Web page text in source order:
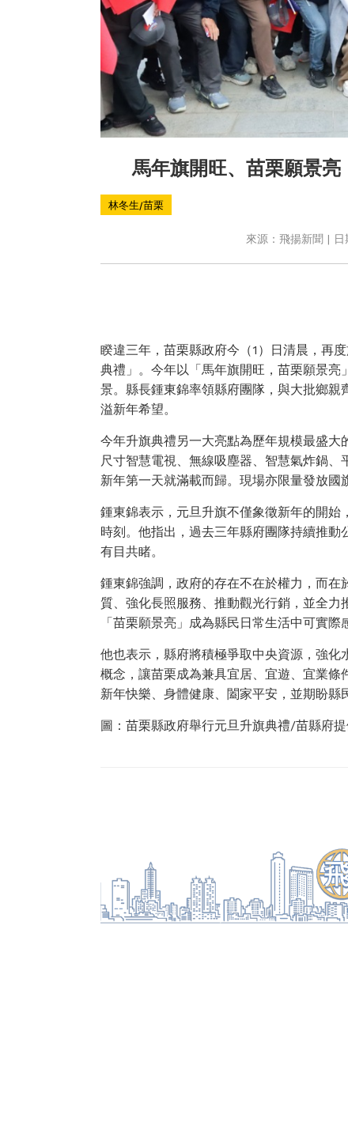
馬年旗開旺、苗栗願景
林冬生/苗栗
來源：飛揚新聞 |
睽違三年，苗栗縣政府今（1）日清晨，再
典禮」。今年以「馬年旗開旺，苗栗願景
景。縣長鍾東錦率領縣府團隊，與大批鄉
溢新年希望。
今年升旗典禮另一大亮點為歷年規模最盛
尺寸智慧電視、無線吸塵器、智慧氣炸鍋、
新年第一天就滿載而歸。現場亦限量發放國
鍾東錦表示，元旦升旗不僅象徵新年的開
時刻。他指出，過去三年縣府團隊持續推
有目共睹。
鍾東錦強調，政府的存在不在於權力，而
質、強化長照服務、推動觀光行銷，並全
「苗栗願景亮」成為縣民日常生活中可實際
他也表示，縣府將積極爭取中央資源，強
概念，讓苗栗成為兼具宜居、宜遊、宜業
新年快樂、身體健康、闔家平安，並期盼縣
圖：苗栗縣政府舉行元旦升旗典禮/苗縣府